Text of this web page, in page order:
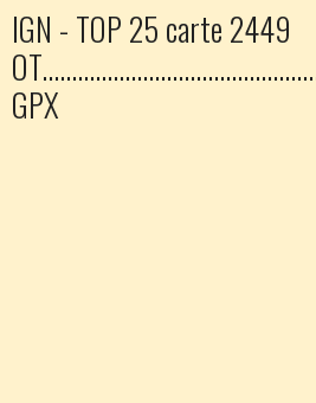
IGN - TOP 25 carte 2449
GPX